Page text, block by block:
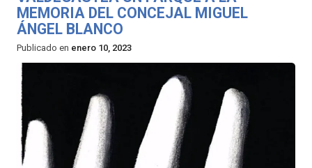
MEMORIA DEL CONCEJAL MIGUEL
ÁNGEL BLANCO
Publicado en enero 10, 2023